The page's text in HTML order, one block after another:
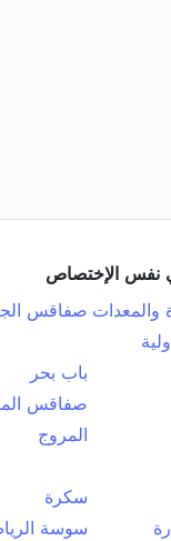
الإختصاص
والمعدات صفاقس
باب بحر
صفاقس
المروج
سكرة
سوسة